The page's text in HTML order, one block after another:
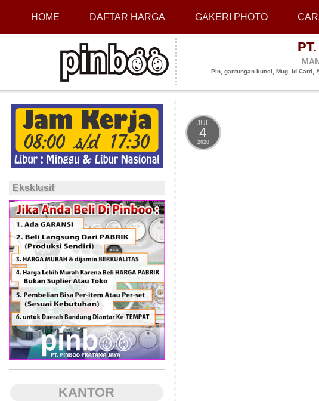
HOME DAFTAR HARGA GAKERI PHOTO
Pin, gantungan kunci, Mug, Id
Eksklusif
KANTOR
JUL
4
2020